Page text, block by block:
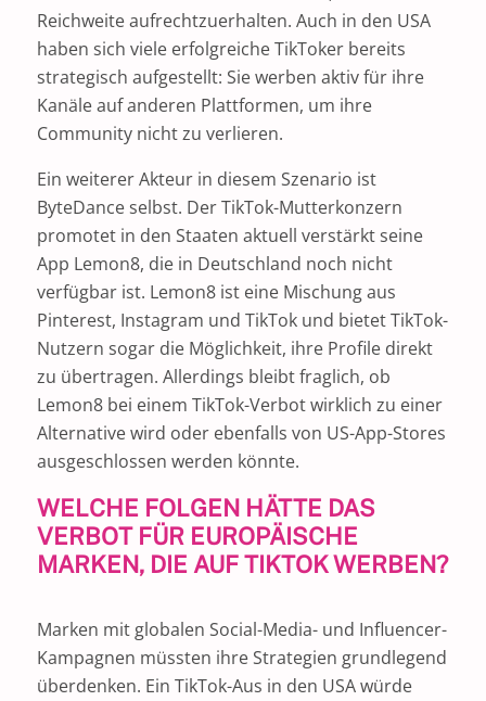
Reichweite aufrechtzuerhalten. Auch in den USA
haben sich viele erfolgreiche TikToker bereits
strategisch aufgestellt: Sie werben aktiv für ihre
Kanäle auf anderen Plattformen, um ihre
Community nicht zu verlieren.
Ein weiterer Akteur in diesem Szenario ist
ByteDance selbst. Der TikTok-Mutterkonzern
promotet in den Staaten aktuell verstärkt seine
App Lemon8, die in Deutschland noch nicht
verfügbar ist. Lemon8 ist eine Mischung aus
Pinterest, Instagram und TikTok und bietet TikTok-
Nutzern sogar die Möglichkeit, ihre Profile direkt
zu übertragen. Allerdings bleibt fraglich, ob
Lemon8 bei einem TikTok-Verbot wirklich zu einer
Alternative wird oder ebenfalls von US-App-Stores
ausgeschlossen werden könnte.
WELCHE FOLGEN HÄTTE DAS
VERBOT FÜR EUROPÄISCHE
MARKEN, DIE AUF TIKTOK WERBEN?
Marken mit globalen Social-Media- und Influencer-
Kampagnen müssten ihre Strategien grundlegend
überdenken. Ein TikTok-Aus in den USA würde